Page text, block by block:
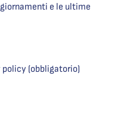
e le ultime
(obbligatorio)